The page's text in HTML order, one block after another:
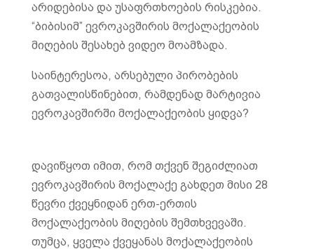
არიდებისა და უსაფრთხოების რისკებია.
“ბიბისიმ” ევროკავშირის მოქალაქეობის
მიღების შესახებ ვიდეო მოამზადა.
საინტერესოა, არსებული პირობების
გათვალისწინებით, რამდენად მარტივია
ევროკავშირში მოქალაქეობის ყიდვა?
დავიწყოთ იმით, რომ თქვენ შეგიძლიათ
ევროკავშირის მოქალაქე გახდეთ მისი 28
წევრი ქვეყნიდან ერთ-ერთის
მოქალაქეობის მიღების შემთხვევაში.
თუმცა, ყველა ქვეყანას მოქალაქეობის